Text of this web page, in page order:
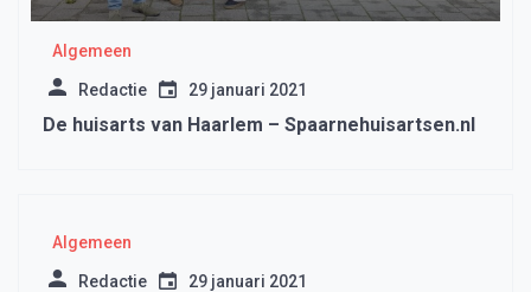
Algemeen
Redactie 29 januari 2021
De huisarts van Haarlem – Spaarnehuisartsen.nl
Algemeen
Redactie 29 januari 2021